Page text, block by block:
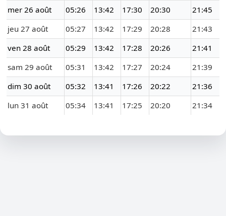
mer 26 août
05:26 13:42 17:30 20:30
21:45
jeu 27 août
05:27 13:42 17:29 20:28
21:43
ven 28 août
05:29 13:42 17:28 20:26
21:41
sam 29 août
05:31 13:42 17:27 20:24
21:39
dim 30 août
05:32 13:41 17:26 20:22
21:36
lun 31 août
05:34 13:41 17:25 20:20 21:34